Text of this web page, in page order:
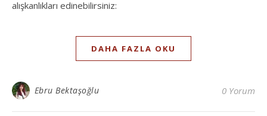
alışkanlıkları edinebilirsiniz:
DAHA FAZLA OKU
Ebru Bektaşoğlu 0 Yorum